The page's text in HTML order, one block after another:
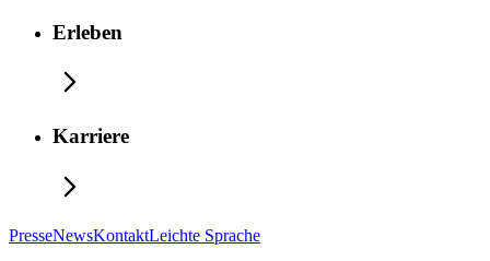
Erleben
Karriere
PresseNewsKontaktLeichte Sprache